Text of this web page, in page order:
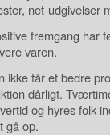
net-udgivelser
fremgang har
varen.
ikke får et bedre
dårligt.
og hyres folk
gå op.